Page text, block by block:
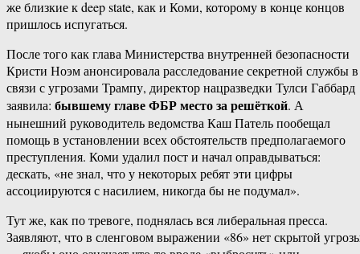
же близкие к deep state, как и Коми, которому в конце концов
пришлось испугаться.
После того как глава Министерства внутренней безопасности
Кристи Ноэм анонсировала расследование секретной службы в
связи с угрозами Трампу, директор нацразведки Тулси Габбард
заявила: бывшему главе ФБР место за решёткой. А
нынешний руководитель ведомства Каш Патель пообещал
помощь в установлении всех обстоятельств предполагаемого
преступления. Коми удалил пост и начал оправдываться:
дескать, «не знал, что у некоторых ребят эти цифры
ассоциируются с насилием, никогда бы не подумал».
Тут же, как по тревоге, поднялась вся либеральная пресса.
Заявляют, что в сленговом выражении «86» нет скрытой